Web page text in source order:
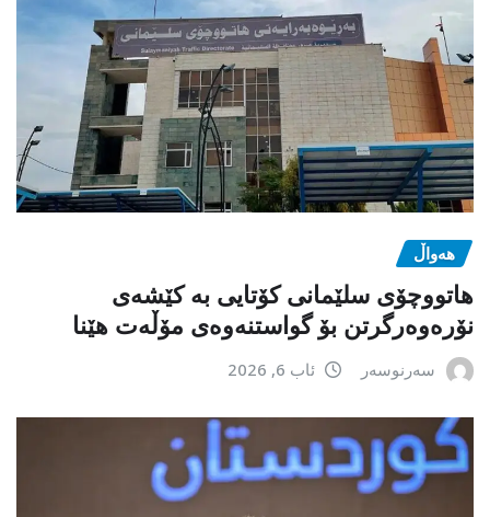
هەواڵ
هاتووچۆی سلێمانی کۆتایی بە کێشەی
نۆرەوەرگرتن بۆ گواستنەوەی مۆڵەت هێنا
سەرنوسەر ئاب 6, 2026